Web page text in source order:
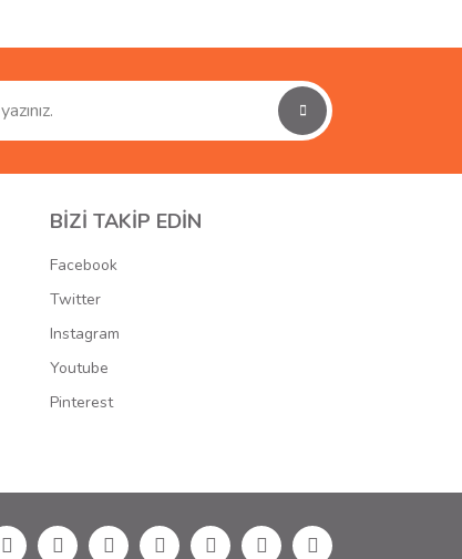
BİZİ TAKİP EDİN
Facebook
Twitter
Instagram
Youtube
Pinterest